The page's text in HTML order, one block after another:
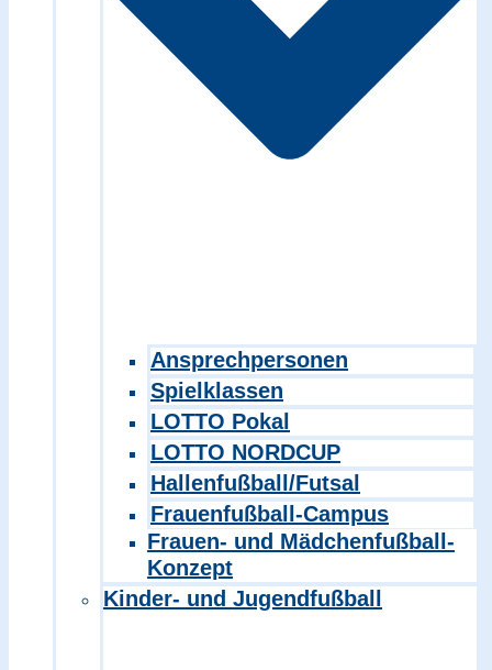
Ansprechpersonen
Spielklassen
LOTTO Pokal
LOTTO NORDCUP
Hallenfußball/Futsal
Frauenfußball-Campus
Frauen- und Mädchenfußball-
Konzept
Kinder- und Jugendfußball